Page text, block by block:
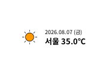
2026.08.07 (금)
서울 35.0℃
-25848초 전 >민주 콩
-25098초 전 >[속보